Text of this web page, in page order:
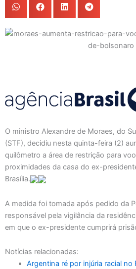
O ministro Alexandre de Moraes, do
(STF), decidiu nesta quinta-feira (2)
quilômetro a área de restrição para
proximidades da casa do ex-
Brasília.
A medida foi tomada após pedido da
responsável pela vigilância da
em que o ex-presidente cumprirá
Notícias relacionadas:
Argentina ré por injúria racial no